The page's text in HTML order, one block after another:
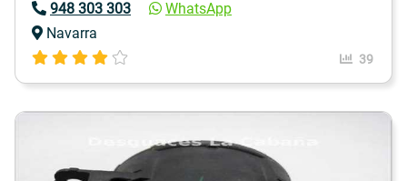
948 303 303
WhatsApp
Navarra
39